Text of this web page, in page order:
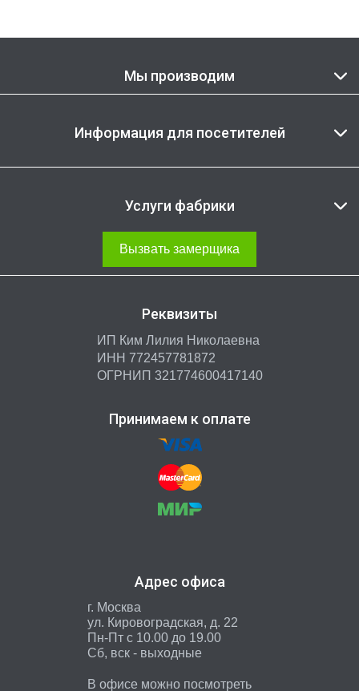
Мы производим
Информация для посетителей
Услуги фабрики
Вызвать замерщика
Реквизиты
ИП Ким Лилия Николаевна
ИНН 772457781872
ОГРНИП 321774600417140
Принимаем к оплате
Адрес офиса
г. Москва
ул. Кировоградская, д. 22
Пн-Пт с 10.00 до 19.00
Сб, вск - выходные
В офисе можно посмотреть